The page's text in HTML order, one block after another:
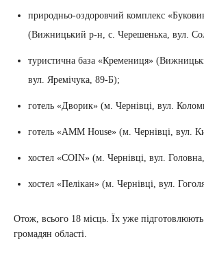
природньо-оздоровчий комплекс
(Вижницький р-н, с. Черешенька, вул.
туристична база «Кремениця»
вул. Яремічука, 89-Б);
готель «Дворик» (м. Чернівці, вул.
готель «AMM House» (м. Чернівці, вул.
хостел «COIN» (м. Чернівці, вул.
хостел «Пелікан» (м. Чернівці, вул.
Отож, всього 18 місць. Їх уже
громадян області.